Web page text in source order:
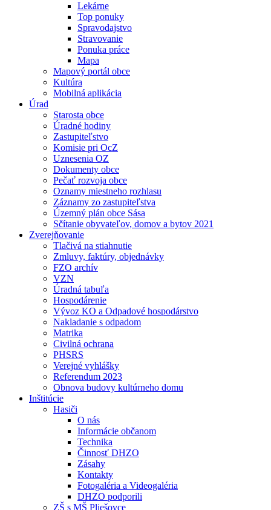
Lekárne
Top ponuky
Spravodajstvo
Stravovanie
Ponuka práce
Mapa
Mapový portál obce
Kultúra
Mobilná aplikácia
Úrad
Starosta obce
Úradné hodiny
Zastupiteľstvo
Komisie pri OcZ
Uznesenia OZ
Dokumenty obce
Pečať rozvoja obce
Oznamy miestneho rozhlasu
Záznamy zo zastupiteľstva
Územný plán obce Sása
Sčítanie obyvateľov, domov a bytov 2021
Zverejňovanie
Tlačivá na stiahnutie
Zmluvy, faktúry, objednávky
FZO archív
VZN
Úradná tabuľa
Hospodárenie
Vývoz KO a Odpadové hospodárstvo
Nakladanie s odpadom
Matrika
Civilná ochrana
PHSRS
Verejné vyhlášky
Referendum 2023
Obnova budovy kultúrneho domu
Inštitúcie
Hasiči
O nás
Informácie občanom
Technika
Činnosť DHZO
Zásahy
Kontakty
Fotogaléria a Videogaléria
DHZO podporili
ZŠ s MŠ Pliešovce